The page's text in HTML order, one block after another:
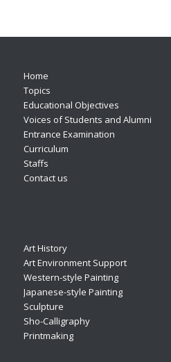
Home
Topics
Educational Objectives
Voices of Students and Alumni
Entrance Examination
Curriculum
Staffs
Contact us
Art History
Art Environment Support
Western-style Painting
Japanese-style Painting
Sculpture
Sho-Calligraphy
Printmaking